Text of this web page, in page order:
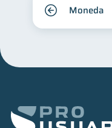
Moneda